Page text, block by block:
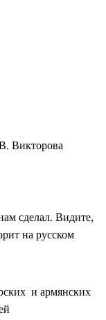
Викторова
сделал. Видите,
на русском
и армянских